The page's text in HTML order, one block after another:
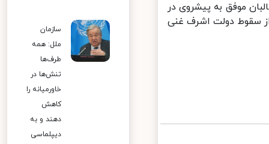
موفق به پیشروی در
شد و توانست ۲۴ مرداد و پس از سقوط دولت اشرف غنی
سازمان
ملل: همه
طرف‌ها
تنش‌ها در
خاورمیانه را
کاهش
دهند و به
دیپلماسی